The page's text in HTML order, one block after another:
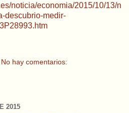
noticia/economia/2015/10/13/n
descubrio-medir-
No hay comentarios:
2015